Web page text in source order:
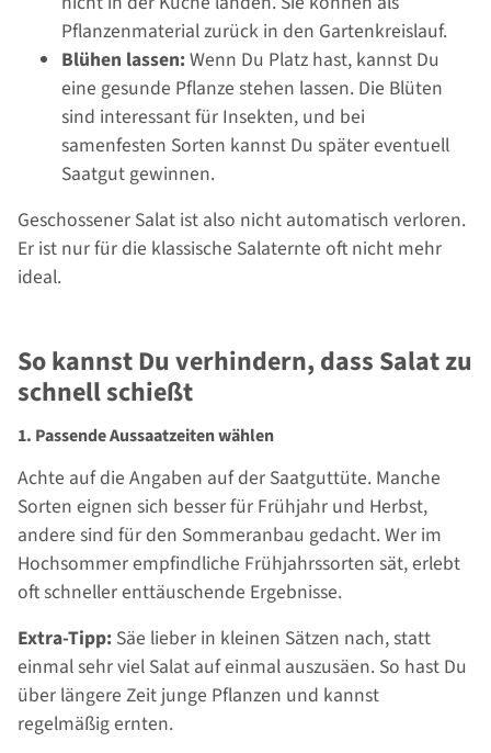
Pflanzenmaterial zurück in den Gartenkreislauf.
Blühen lassen:Wenn Du Platz hast, kannst Du
eine gesunde Pflanze stehen lassen. Die Blüten
sind interessant für Insekten, und bei
samenfesten Sorten kannst Du später eventuell
Saatgut gewinnen.
Geschossener Salat ist also nicht automatisch verloren.
Er ist nur für die klassische Salaternte oft nicht mehr
ideal.
So kannst Du verhindern, dass Salat zu
schnell schießt
1. Passende Aussaatzeiten wählen
Achte auf die Angaben auf der Saatguttüte. Manche
Sorten eignen sich besser für Frühjahr und Herbst,
andere sind für den Sommeranbau gedacht. Wer im
Hochsommer empfindliche Frühjahrssorten sät, erlebt
oft schneller enttäuschende Ergebnisse.
Extra-Tipp: Säe lieber in kleinen Sätzen nach, statt
einmal sehr viel Salat auf einmal auszusäen. So hast Du
über längere Zeit junge Pflanzen und kannst
regelmäßig ernten.